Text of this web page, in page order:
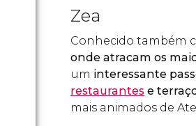
Zea
Conhecido também
onde atracam os
um interessante
restaurantes e
mais animados de